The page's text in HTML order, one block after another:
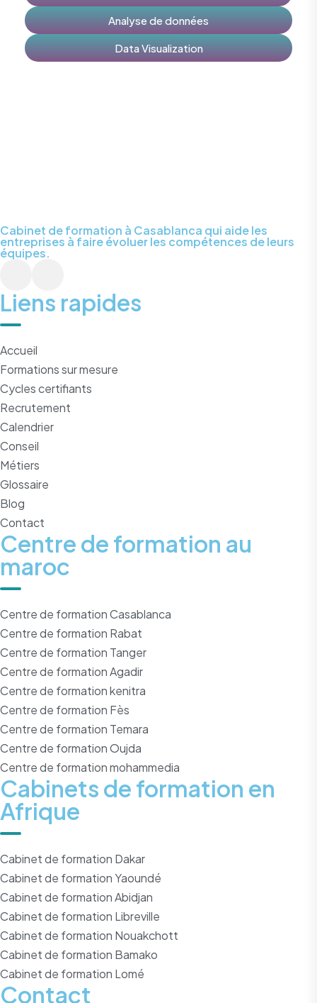
Analyse de données
Data Visualization
Cabinet de formation à Casablanca qui aide les
entreprises à faire évoluer les compétences de leurs
équipes.
Liens rapides
Accueil
Formations sur mesure
Cycles certifiants
Recrutement
Calendrier
Conseil
Métiers
Glossaire
Blog
Contact
Centre de formation au
maroc
Centre de formation Casablanca
Centre de formation Rabat
Centre de formation Tanger
Centre de formation Agadir
Centre de formation kenitra
Centre de formation Fès
Centre de formation Temara
Centre de formation Oujda
Centre de formation mohammedia
Cabinets de formation en
Afrique
Cabinet de formation Dakar
Cabinet de formation Yaoundé
Cabinet de formation Abidjan
Cabinet de formation Libreville
Cabinet de formation Nouakchott
Cabinet de formation Bamako
Cabinet de formation Lomé
Contact